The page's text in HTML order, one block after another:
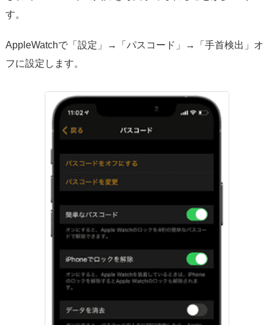
す。
AppleWatchで「設定」→「パスコード」→「手首検出」オ
フに設定します。